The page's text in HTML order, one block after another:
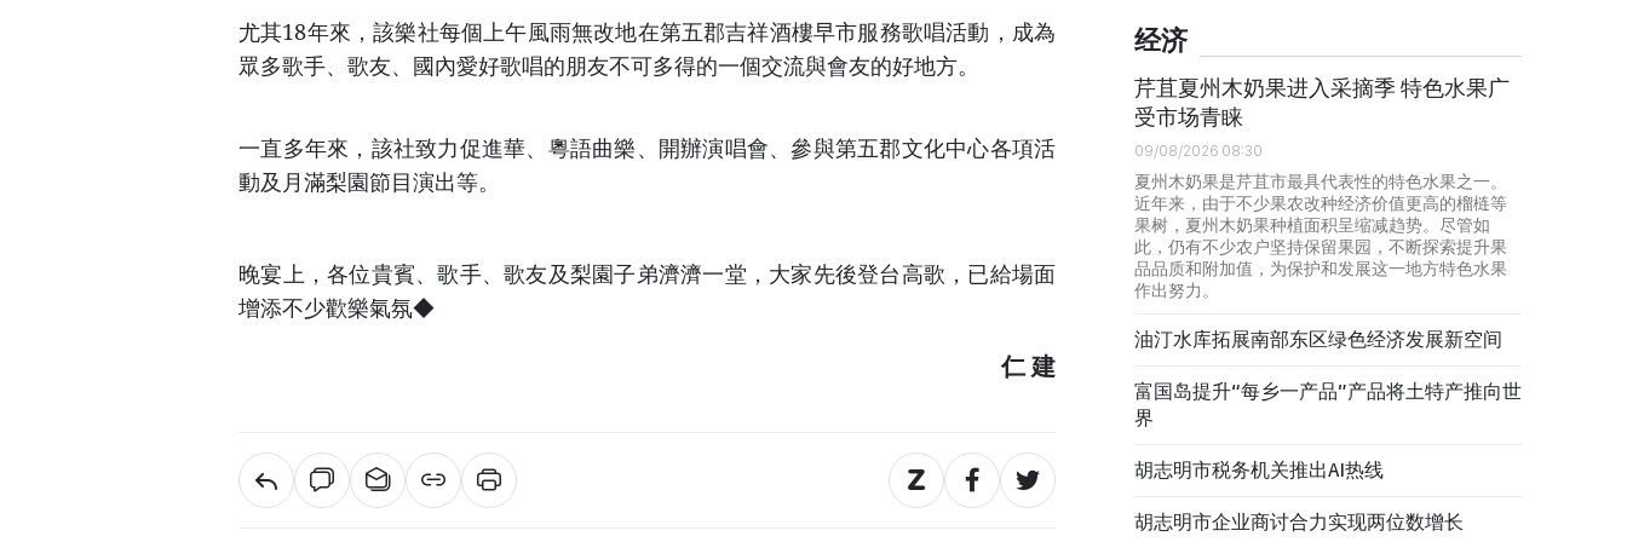
尤其18年來，該樂社每個上午風雨無改地在第五郡吉祥酒樓早市服務歌唱活動，成為
眾多歌手、歌友、國內愛好歌唱的朋友不可多得的一個交流與會友的好地方。
一直多年來，該社致力促進華、粵語曲樂、開辦演唱會、參與第五郡文化中心各項活
動及月滿梨園節目演出等。
晚宴上，各位貴賓、歌手、歌友及梨園子弟濟濟一堂，大家先後登台高歌，已給場面
增添不少歡樂氣氛◆
仁 建
经济
芹苴夏州木奶果进入采摘季 特色水果广
受市场青睐
09/08/2026 08:30
夏州木奶果是芹苴市最具代表性的特色水果之一。
近年来，由于不少果农改种经济价值更高的榴梿等
果树，夏州木奶果种植面积呈缩减趋势。尽管如
此，仍有不少农户坚持保留果园，不断探索提升果
品品质和附加值，为保护和发展这一地方特色水果
作出努力。
油汀水库拓展南部东区绿色经济发展新空间
富国岛提升“每乡一产品”产品将土特产推向世
界
胡志明市税务机关推出AI热线
胡志明市企业商讨合力实现两位数增长